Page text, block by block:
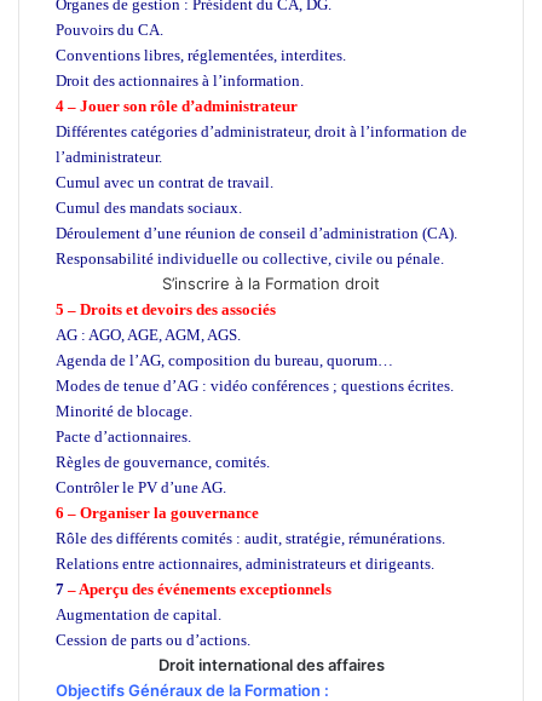
Organes de gestion : Président du CA, DG.
Pouvoirs du CA.
Conventions libres, réglementées, interdites.
Droit des actionnaires à l’information.
4 – Jouer son rôle d’administrateur
Différentes catégories d’administrateur, droit à l’information de
l’administrateur.
Cumul avec un contrat de travail.
Cumul des mandats sociaux.
Déroulement d’une réunion de conseil d’administration (CA).
Responsabilité individuelle ou collective, civile ou pénale.
S’inscrire à la Formation droit
5 – Droits et devoirs des associés
AG : AGO, AGE, AGM, AGS.
Agenda de l’AG, composition du bureau, quorum…
Modes de tenue d’AG : vidéo conférences ; questions écrites.
Minorité de blocage.
Pacte d’actionnaires.
Règles de gouvernance, comités.
Contrôler le PV d’une AG.
6 – Organiser la gouvernance
Rôle des différents comités : audit, stratégie, rémunérations.
Relations entre actionnaires, administrateurs et dirigeants.
7 – Aperçu des événements exceptionnels
Augmentation de capital.
Cession de parts ou d’actions.
Droit international des affaires
Objectifs Généraux de la Formation :